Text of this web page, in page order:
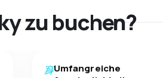
zu buchen?
Umfangreiche